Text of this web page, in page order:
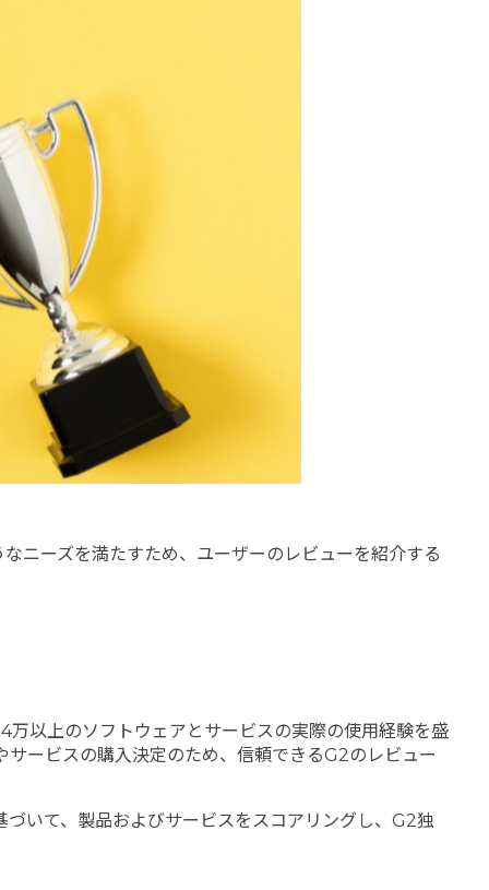
ニーズを満たすため、ユーザーのレビューを紹介する
以上のソフトウェアとサービスの実際の使用経験を盛
ービスの購入決定のため、信頼できるG2のレビュー
いて、製品およびサービスをスコアリングし、G2独